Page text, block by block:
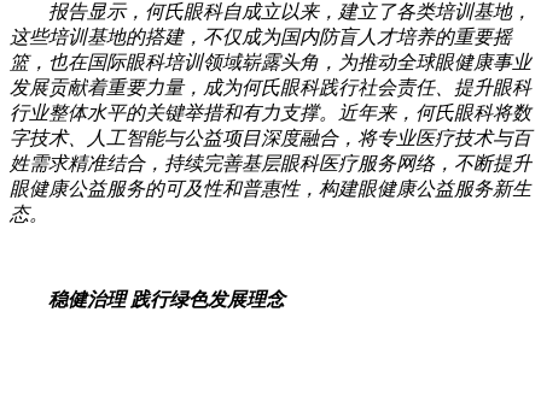
报告显示，何氏眼科自成立以来，建立了各类培训基地，
这些培训基地的搭建，不仅成为国内防盲人才培养的重要摇
篮，也在国际眼科培训领域崭露头角，为推动全球眼健康事业
发展贡献着重要力量，成为何氏眼科践行社会责任、提升眼科
行业整体水平的关键举措和有力支撑。近年来，何氏眼科将数
字技术、人工智能与公益项目深度融合，将专业医疗技术与百
姓需求精准结合，持续完善基层眼科医疗服务网络，不断提升
眼健康公益服务的可及性和普惠性，构建眼健康公益服务新生
态。
稳健治理 践行绿色发展理念